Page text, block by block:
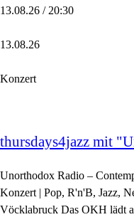
13.08.26 / 20:30
13.08.26
Konzert
thursdays4jazz mit
Unorthodox Radio –
Konzert | Pop, R'n'B, Jazz,
Vöcklabruck Das OKH lädt